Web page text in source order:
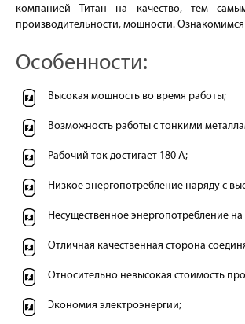
компанией Титан на качество, тем
производительности, мощности.
Особенности:
Высокая мощность во время работы;
Возможность работы с тонкими
Рабочий ток достигает 180 А;
Низкое энергопотребление наряду с
Несущественное энергопотребление на
Отличная качественная сторона
Относительно невысокая стоимость
Экономия электроэнергии;